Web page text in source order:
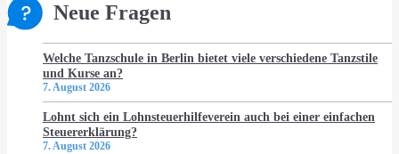
Neue Fragen
Welche Tanzschule in Berlin bietet viele verschiedene Tanzstile
und Kurse an?
7. August 2026
Lohnt sich ein Lohnsteuerhilfeverein auch bei einer einfachen
Steuererklärung?
7. August 2026